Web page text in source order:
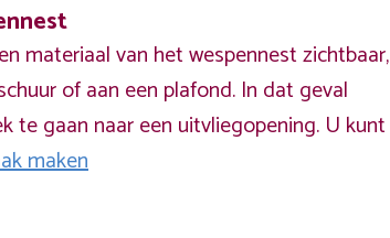
materiaal van het wespennest zichtbaar,
of aan een plafond. In dat geval
te gaan naar een uitvliegopening. U kunt
maken